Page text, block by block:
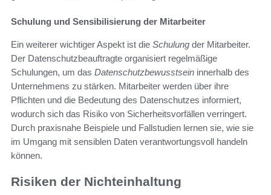
Schulung und Sensibilisierung der Mitarbeiter
Ein weiterer wichtiger Aspekt ist die Schulung der Mitarbeiter.
Der Datenschutzbeauftragte organisiert regelmäßige
Schulungen, um das Datenschutzbewusstsein innerhalb des
Unternehmens zu stärken. Mitarbeiter werden über ihre
Pflichten und die Bedeutung des Datenschutzes informiert,
wodurch sich das Risiko von Sicherheitsvorfällen verringert.
Durch praxisnahe Beispiele und Fallstudien lernen sie, wie sie
im Umgang mit sensiblen Daten verantwortungsvoll handeln
können.
Risiken der Nichteinhaltung